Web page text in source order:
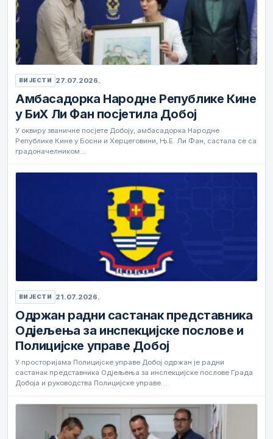
ВИЈЕСТИ 27.07.2026.
Амбасадорка Народне Републике Кине
у БиХ Ли Фан посјетила Добој
У оквиру званичне посјете Добоју, амбасадорка Народне
Републике Кине у Босни и Херцеговини, Њ.Е. Ли Фан, састала се са
градоначелником…
ВИЈЕСТИ 21.07.2026.
Одржан радни састанак представника
Одјељења за инспекцијске послове и
Полицијске управе Добој
У просторијама Полицијске управе Добој одржан је радни
састанак представника Одјељења за инспекцијске послове Града
Добоја и руководства Полицијске управе…